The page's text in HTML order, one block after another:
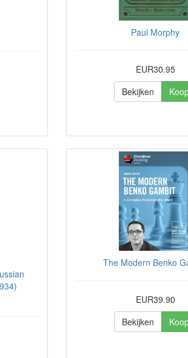
Paul Morphy
EUR30.95
Bekijken
The Modern Benko
EUR39.90
Bekijken